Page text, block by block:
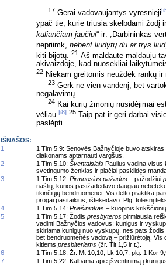
17 Gerai vadovaujantys vyresnieji
ypač tie, kurie triūsia skelbdami žodį
kuliančiam jaučiui“ ir: „Darbininkas
nepriimk, nebent liudytų du ar trys
kiti bijotų. 21 Aš maldaute maldauju
akivaizdoje, kad nuosekliai
22 Niekam greitomis neuždėk rankų
23 Gerk ne vien vandenį, bet
negalavimų.
24 Kai kurių žmonių nusidėjimai
vėliau.[i8] 25 Taip pat ir geri darbai
paslėpti.
IŠNAŠOS:
1
1 Tim 5,9: Senovės Bažnyčioje buvo
diakonams aptarnauti vargšus.
2
1 Tim 5,10: Šventaisiais Paulius vadina visus
svetingumo ženklas ir plačiai pasklidęs
3
1 Tim 5,12: Pirmuosius pažadus – pažodžiui
našlių, kurios pasižadėdavo daugiau
tikinčiųjų bendruomenei. Vis dėlto praktika
progai pasitaikius, ištekėdavo. Plg. tolesnį
4
1 Tim 5,14: Priešininkas – kuopinis
5
1 Tim 5,17: Žodis presbyteros pirmiausia
vadinti Bažnyčios vadovus: kunigus ir
skiriama kunigų nuo vyskupų, nes pats žodis
bet bendruomenės vadovą – prižiūrėtoją.
kitiems presbiteriams (žr. Tit 1,5 ir t.).
6
1 Tim 5,18: Žr. Mt 10,10; Lk 10,7; plg. 1 Kor
7
1 Tim 5,22: Kalbama apie įšventinimą į